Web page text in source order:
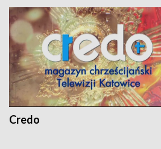
Credo